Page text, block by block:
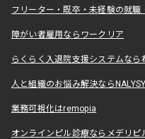
フリーター・既卒・未経験の就職
障がい者雇用ならワークリア
らくらく入退院支援システムなら
人と組織のお悩み解決なら
業務可視化はremopia
オンラインピル診療ならメデリピ